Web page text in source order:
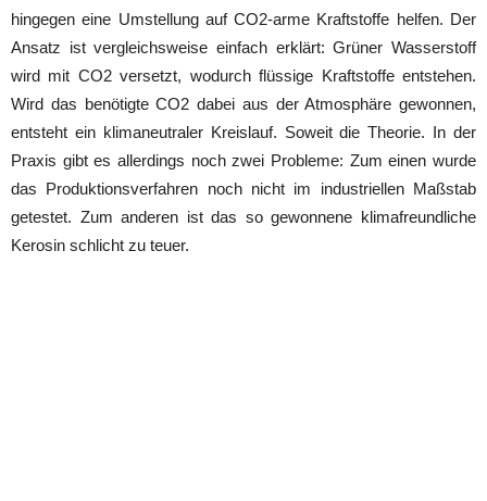
hingegen eine Umstellung auf CO2-arme Kraftstoffe helfen. Der
Ansatz ist vergleichsweise einfach erklärt: Grüner Wasserstoff
wird mit CO2 versetzt, wodurch flüssige Kraftstoffe entstehen.
Wird das benötigte CO2 dabei aus der Atmosphäre gewonnen,
entsteht ein klimaneutraler Kreislauf. Soweit die Theorie. In der
Praxis gibt es allerdings noch zwei Probleme: Zum einen wurde
das Produktionsverfahren noch nicht im industriellen Maßstab
getestet. Zum anderen ist das so gewonnene klimafreundliche
Kerosin schlicht zu teuer.